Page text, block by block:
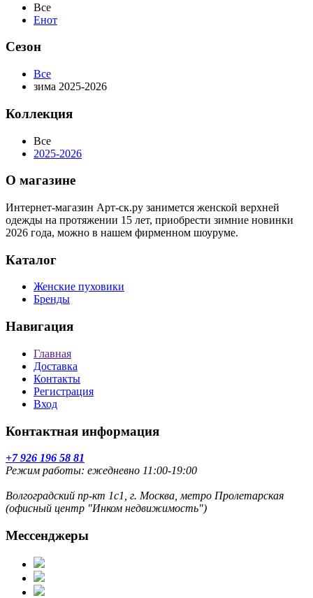
Все
Енот
Сезон
Все
зима 2025-2026
Коллекция
Все
2025-2026
О магазине
Интернет-магазин Арт-ск.ру занимется женской верхней
одежды на протяжении 15 лет, приобрести зимние новинки
2026 года, можно в нашем фирменном шоуруме.
Каталог
Женские пуховики
Бренды
Навигация
Главная
Доставка
Контакты
Регистрация
Вход
Контактная информация
+7 926 196 58 81
Режим работы: ежедневно 11:00-19:00
Волгоградский пр-кт 1с1, г. Москва, метро Пролетарская
(офисный центр "Инком недвижимость")
Мессенджеры